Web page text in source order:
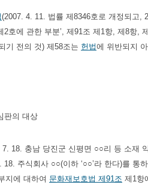
(2007. 4. 11. 법률 제8346호로 개정되고,
2호에 관한 부분’, 제91조 제1항, 제8항,
기 전의 것) 제58조는 헌법에 위반되지
판의 대상
18. 충남 당진군 신평면 ○○리 등 소재
18. 주식회사 ○○(이하 ‘○○’라 한다)를 통
지에 대하여 문화재보호법 제91조 제1항